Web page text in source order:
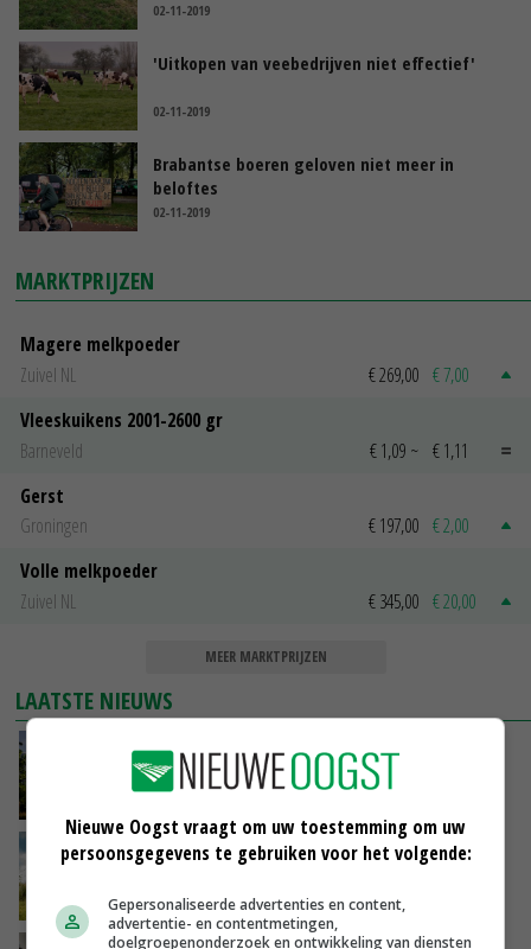
02-11-2019
'Uitkopen van veebedrijven niet effectief'
02-11-2019
Brabantse boeren geloven niet meer in
beloftes
02-11-2019
MARKTPRIJZEN
Magere melkpoeder
Zuivel NL
€ 269,00 € 7,00
Vleeskuikens 2001-2600 gr
Barneveld
€ 1,09 ~ € 1,11
Gerst
Groningen
€ 197,00 € 2,00
Volle melkpoeder
Zuivel NL
€ 345,00 € 20,00
MEER MARKTPRIJZEN
LAATSTE NIEUWS
Kamervragen over onttrekkingsverbod,
minister spreekt van ‘ondernemersrisico’
‘Rendement van Krullvarkens komt van de
GISTEREN, 15:30
Nieuwe Oogst vraagt om uw toestemming om uw
persoonsgegevens te gebruiken voor het volgende:
Gepersonaliseerde advertenties en content,
advertentie- en contentmetingen,
doelgroepenonderzoek en ontwikkeling van diensten